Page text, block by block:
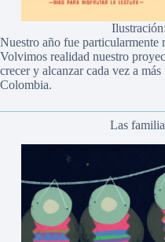
Nuestro año fue
Volvimos realidad nuestro
crecer y alcanzar cada vez a
Colombia.
Las